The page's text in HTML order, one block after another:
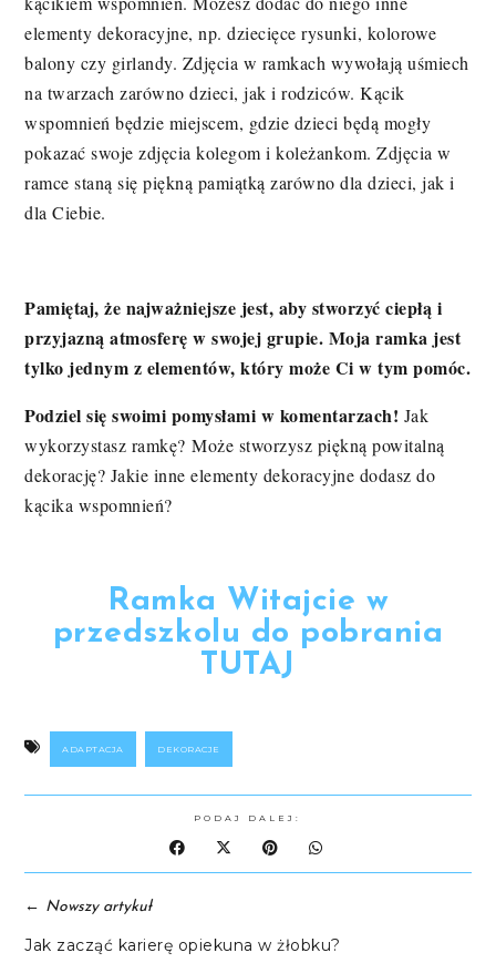
elementy dekoracyjne, np. dziecięce rysunki, kolorowe
balony czy girlandy. Zdjęcia w ramkach wywołają uśmiech
na twarzach zarówno dzieci, jak i rodziców. Kącik
wspomnień będzie miejscem, gdzie dzieci będą mogły
pokazać swoje zdjęcia kolegom i koleżankom. Zdjęcia w
ramce staną się piękną pamiątką zarówno dla dzieci, jak i
dla Ciebie.
Pamiętaj, że najważniejsze jest, aby stworzyć ciepłą i
przyjazną atmosferę w swojej grupie. Moja ramka jest
tylko jednym z elementów, który może Ci w tym pomóc.
Podziel się swoimi pomysłami w komentarzach! Jak
wykorzystasz ramkę? Może stworzysz piękną powitalną
dekorację? Jakie inne elementy dekoracyjne dodasz do
kącika wspomnień?
Ramka Witajcie w
przedszkolu do pobrania
TUTAJ
ADAPTACJA DEKORACJE
PODAJ DALEJ:
← Nowszy artykuł
Jak zacząć karierę opiekuna w żłobku?